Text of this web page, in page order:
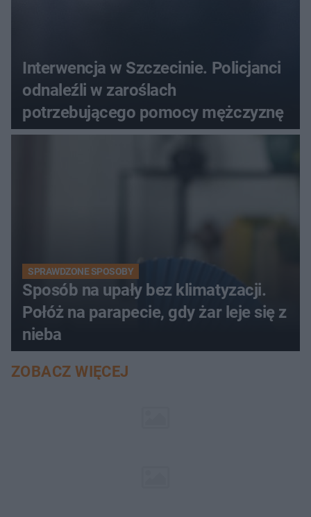
Interwencja w Szczecinie. Policjanci
odnaleźli w zaroślach
potrzebującego pomocy mężczyznę
SPRAWDZONE SPOSOBY
Sposób na upały bez klimatyzacji.
Połóż na parapecie, gdy żar leje się z
nieba
ZOBACZ WIĘCEJ